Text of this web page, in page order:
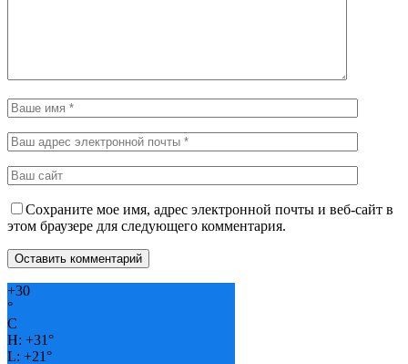
Сохраните мое имя, адрес электронной почты и веб-сайт в
этом браузере для следующего комментария.
+30
°
C
H: +31°
L: +21°